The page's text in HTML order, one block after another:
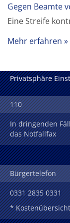
Gegen Beamte
Eine Streife
Mehr erfahren
Privatsphäre
110
In dringenden
das Notfallfax
Bürgertelefon
0331 2835 0331
* Kostenübersicht